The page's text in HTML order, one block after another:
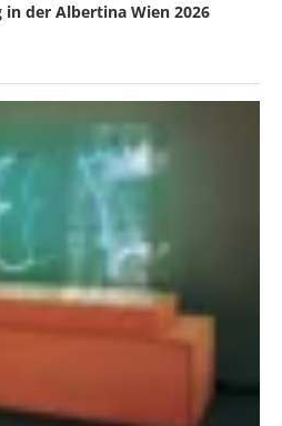
der Albertina Wien 2026